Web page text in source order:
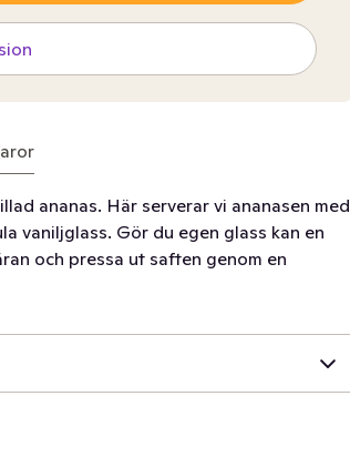
ananas. Här serverar vi ananasen med
vaniljglass. Gör du egen glass kan en
och pressa ut saften genom en